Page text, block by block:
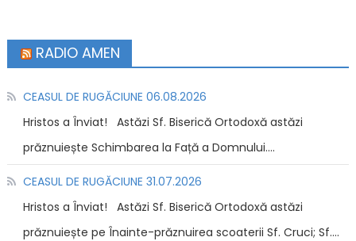
RADIO AMEN
CEASUL DE RUGĂCIUNE 06.08.2026
Hristos a Înviat! Astăzi Sf. Biserică Ortodoxă astăzi
prăznuiește Schimbarea la Față a Domnului....
CEASUL DE RUGĂCIUNE 31.07.2026
Hristos a Înviat! Astăzi Sf. Biserică Ortodoxă astăzi
prăznuiește pe Înainte-prăznuirea scoaterii Sf. Cruci; Sf....